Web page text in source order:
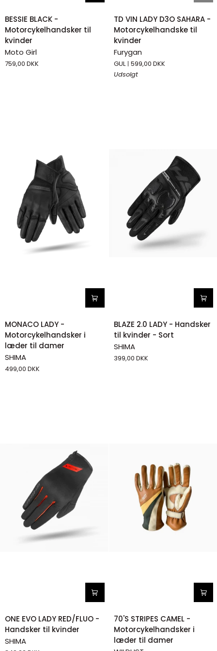
BESSIE
BLACK
-
til
kvinder
BESSIE BLACK -
Motorcykelhandsker til
kvinder
Moto Girl
759,00 DKK
TD
VIN
LADY
SAHARA
-
Motorcykelhandske
TD VIN LADY D3O SAHARA -
Motorcykelhandske til
kvinder
Furygan
GUL
599,00 DKK
Udsolgt
MONACO
LADY
-
i
læder
MONACO LADY -
Motorcykelhandsker i
læder til damer
SHIMA
499,00 DKK
BLAZE
2.0
-
Handsker
BLAZE 2.0 LADY - Handsker
til kvinder - Sort
SHIMA
399,00 DKK
ONE
EVO
RED/FLUO
ONE EVO LADY RED/FLUO -
Handsker til kvinder
SHIMA
70'S
STRIPES
CAMEL
70'S STRIPES CAMEL -
Motorcykelhandsker i
læder til damer